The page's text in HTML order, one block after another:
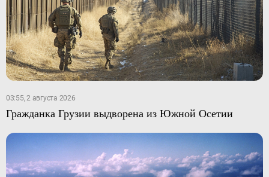
03:55, 2 августа 2026
Гражданка Грузии выдворена из Южной Осетии